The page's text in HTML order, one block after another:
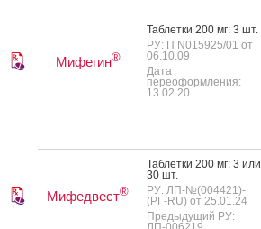
Мифегин®
Таб­летки 200 мг: 3 шт.
РУ: П N015925/01 от
06.10.09
Дата
переоформления:
13.02.20
Мифедвест®
Таб­летки 200 мг: 3 или
30 шт.
РУ: ЛП-№(004421)-
(РГ-RU) от 25.01.24
Предыдущий РУ: